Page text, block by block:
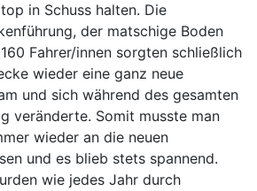
in Schuss halten. Die
der matschige Boden
Fahrer/innen sorgten schließlich
wieder eine ganz neue
und sich während des gesamten
veränderte. Somit musste man
wieder an die neuen
und es blieb stets spannend.
wie jedes Jahr durch